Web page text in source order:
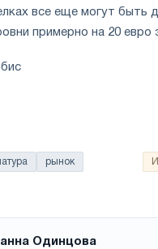
все еще могут быть
примерно на 20 евро
рынок
Одинцова